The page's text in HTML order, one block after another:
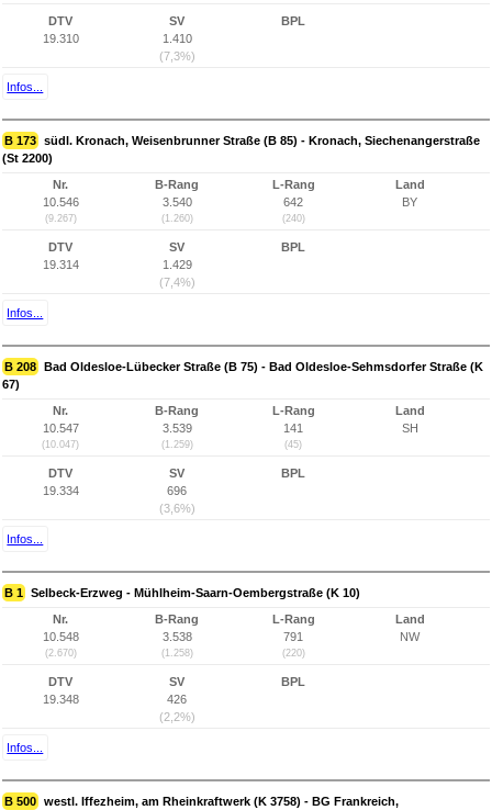
DTV
19.310
SV
1.410
(7,3%)
BPL
Infos...
B 173 südl. Kronach, Weisenbrunner Straße (B 85) - Kronach, Siechenangerstraße
(St 2200)
Nr.
10.546
(9.267)
B-Rang
3.540
(1.260)
L-Rang
642
(240)
Land
BY
DTV
19.314
SV
1.429
(7,4%)
BPL
Infos...
B 208 Bad Oldesloe-Lübecker Straße (B 75) - Bad Oldesloe-Sehmsdorfer Straße (K
67)
Nr.
10.547
(10.047)
B-Rang
3.539
(1.259)
L-Rang
141
(45)
Land
SH
DTV
19.334
SV
696
(3,6%)
BPL
Infos...
B 1 Selbeck-Erzweg - Mühlheim-Saarn-Oembergstraße (K 10)
Nr.
10.548
(2.670)
B-Rang
3.538
(1.258)
L-Rang
791
(220)
Land
NW
DTV
19.348
SV
426
(2,2%)
BPL
Infos...
B 500 westl. Iffezheim, am Rheinkraftwerk (K 3758) - BG Frankreich,